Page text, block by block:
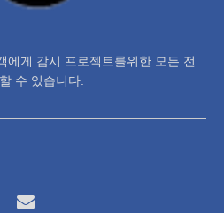
에게 감시 프로젝트를위한 모든 전
수 있습니다.